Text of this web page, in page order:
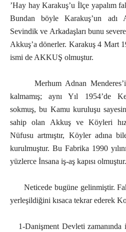
’Hay hay Karakuş’u İlçe yapalım
Bundan böyle Karakuş’un adı
Sevindik ve Arkadaşları bunu
Akkuş’a dönerler. Karakuş 4 Mart
ismi de AKKUŞ olmuştur.
Merhum Adnan
kalmamış; aynı Yıl 1954’de
sokmuş, bu Kamu kuruluşu
sahip olan Akkuş ve Köyleri
Nüfusu artmıştır, Köyler adına
kurulmuştur. Bu Fabrika 1990
yüzlerce İnsana iş-aş kapısı olmuştur.
Neticede bugüne gelinmiştir.
yerleşildiğini kısaca tekrar ederek
1-Danişment Devleti zamanında